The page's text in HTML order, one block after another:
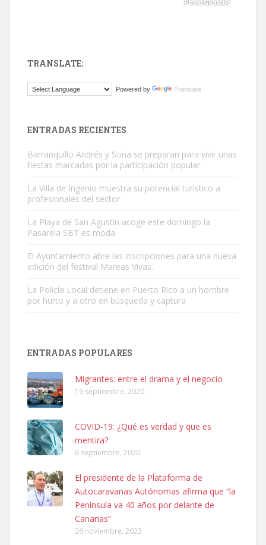
Busco adopción responsable para mi perra. Pastor alemán,
PERRO MACHO RAZA SHIBA CON MICROCHIP PERDIDO HOY
Leales.org » Gran Canaria
6.7.2025
Ninfa perdida
calle, se perdió por la zon...
Leales.org » Gran Canaria | 6.7.2025
Adopcion
Busco casa de acogida para mi perrita ya que por temas de trabajo
no la puedo tener. Solo gente r...
Leales.org » Gran Canaria | 4.7.2025
TRANSLATE:
Powered by Translate
ENTRADAS RECIENTES
Barranquillo Andrés y Soria se preparan para vivir unas
fiestas marcadas por la participación popular
La Villa de Ingenio muestra su potencial turístico a
profesionales del sector
La Playa de San Agustín acoge este domingo la
Pasarela SBT es moda
El Ayuntamiento abre las inscripciones para una nueva
edición del festival Mareas Vivas.
La Policía Local detiene en Puerto Rico a un hombre
por hurto y a otro en búsqueda y captura
ENTRADAS POPULARES
Migrantes: entre el drama y el negocio
19 septiembre, 2020
COVID-19: ¿Qué es verdad y que es
mentira?
6 septiembre, 2020
El presidente de la Plataforma de
Autocaravanas Autónomas afirma que “la
Península va 40 años por delante de
Canarias”
26 noviembre, 2023